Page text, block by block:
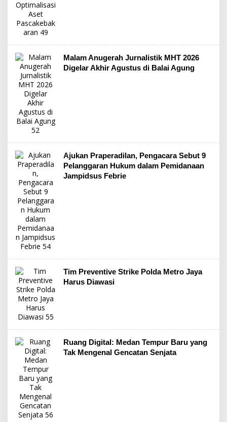
Malam Anugerah Jurnalistik MHT 2026
Digelar Akhir Agustus di Balai Agung
Ajukan Praperadilan, Pengacara Sebut 9
Pelanggaran Hukum dalam Pemidanaan
Jampidsus Febrie
Tim Preventive Strike Polda Metro Jaya
Harus Diawasi
Ruang Digital: Medan Tempur Baru yang
Tak Mengenal Gencatan Senjata